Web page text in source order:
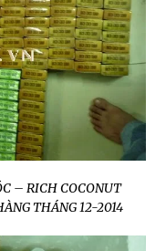
– RICH COCONUT
THÁNG 12-2014